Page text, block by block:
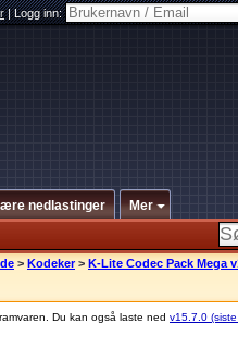
|Logg inn:
nedlastinger Mer
> Kodeker > K-Lite Codec Pack Mega
Du kan også laste ned v15.7.0